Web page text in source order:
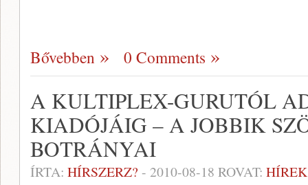
Bővebben 0 Comments
A KULTIPLEX-GURUTÓL
KIADÓJÁIG – A JOBBIK
BOTRÁNYAI
ÍRTA: HÍRSZERZ? - 2010-08-18 ROVAT: